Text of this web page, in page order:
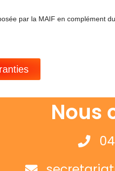
par la MAIF en complément du
Nous